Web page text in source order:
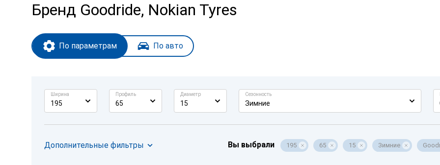
Бренд Goodride, Nokian Tyres
По параметрам По авто
Ширина
195
Профиль
65
Диаметр
15
Сезонность
Зимние
Дополнительные фильтры Вы выбрали 195 65 15 Зимние